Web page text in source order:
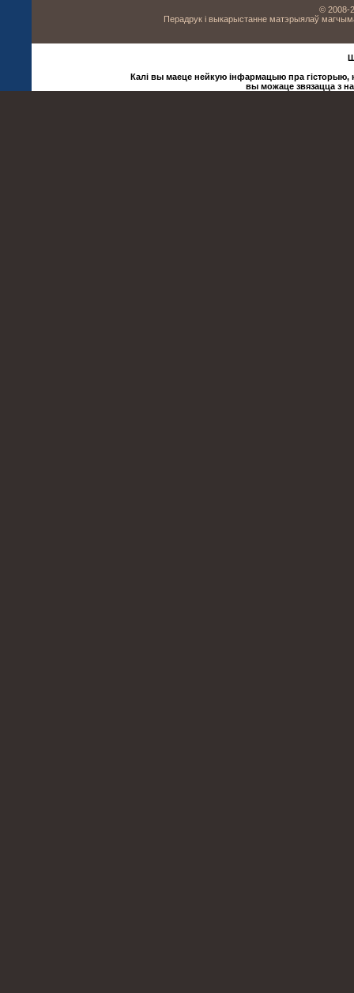
© 2008-
Перадрук і выкарыстанне матэрыялаў
Калі вы маеце нейкую інфармацыю пра гісторыю,
вы можаце звязацца з